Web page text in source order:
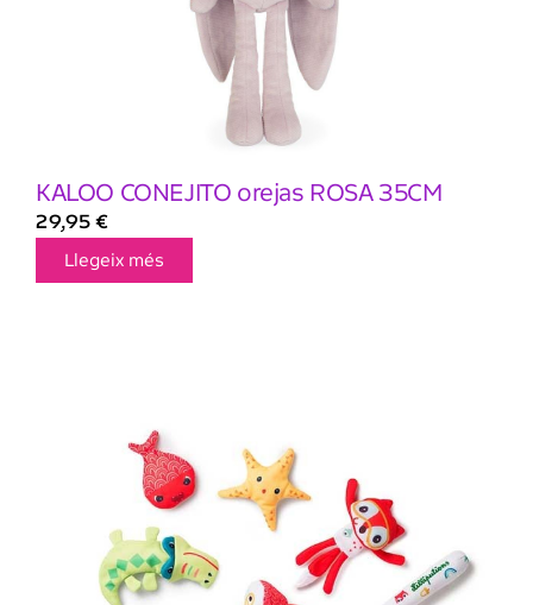
KALOO CONEJITO orejas ROSA 35CM
29,95 €
Llegeix més